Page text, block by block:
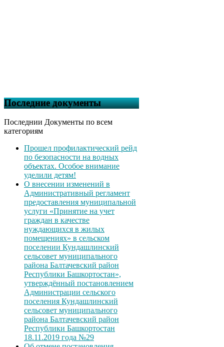
Последние документы
Последнии Документы по всем
категориям
Прошел профилактический рейд
по безопасности на водных
объектах. Особое внимание
уделили детям!
О внесении изменений в
Административный регламент
предоставления муниципальной
услуги «Принятие на учет
граждан в качестве
нуждающихся в жилых
помещениях» в сельском
поселении Кундашлинский
сельсовет муниципального
района Балтачевский район
Республики Башкортостан»,
утверждённый постановлением
Администрации сельского
поселения Кундашлинский
сельсовет муниципального
района Балтачевский район
Республики Башкортостан
18.11.2019 года №29